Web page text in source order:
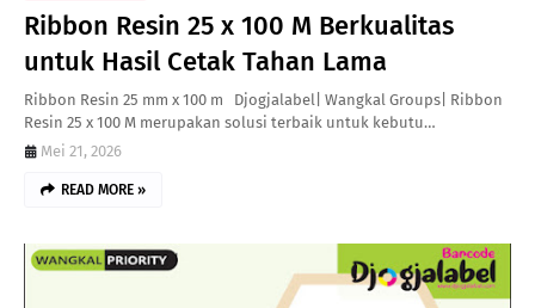
Ribbon Resin 25 x 100 M Berkualitas
untuk Hasil Cetak Tahan Lama
Ribbon Resin 25 mm x 100 m Djogjalabel| Wangkal Groups| Ribbon
Resin 25 x 100 M merupakan solusi terbaik untuk kebutu…
Mei 21, 2026
READ MORE »